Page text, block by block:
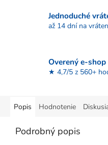
Jednoduché
až 14 dní na
Overený e-shop
★ 4,7/5 z 560+
Popis Hodnotenie
Podrobný popis